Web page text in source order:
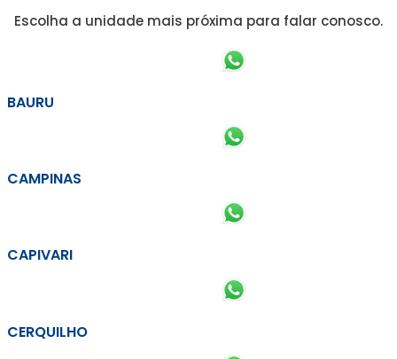
Escolha a unidade mais próxima para falar conosco.
BAURU
CAMPINAS
CAPIVARI
CERQUILHO